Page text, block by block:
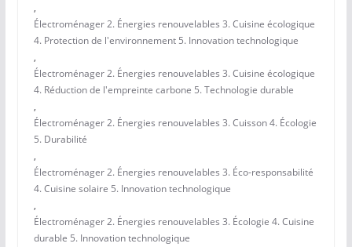
,
Électroménager 2. Énergies renouvelables 3. Cuisine écologique
4. Protection de l'environnement 5. Innovation technologique
,
Électroménager 2. Énergies renouvelables 3. Cuisine écologique
4. Réduction de l'empreinte carbone 5. Technologie durable
,
Électroménager 2. Énergies renouvelables 3. Cuisson 4. Écologie
5. Durabilité
,
Électroménager 2. Énergies renouvelables 3. Éco-responsabilité
4. Cuisine solaire 5. Innovation technologique
,
Électroménager 2. Énergies renouvelables 3. Écologie 4. Cuisine
durable 5. Innovation technologique